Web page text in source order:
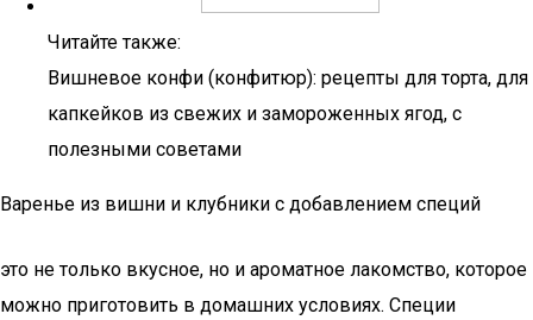
Читайте также:
Вишневое конфи (конфитюр): рецепты для торта, для
капкейков из свежих и замороженных ягод, с
полезными советами
Варенье из вишни и клубники с добавлением специй
это не только вкусное, но и ароматное лакомство, которое
можно приготовить в домашних условиях. Специи